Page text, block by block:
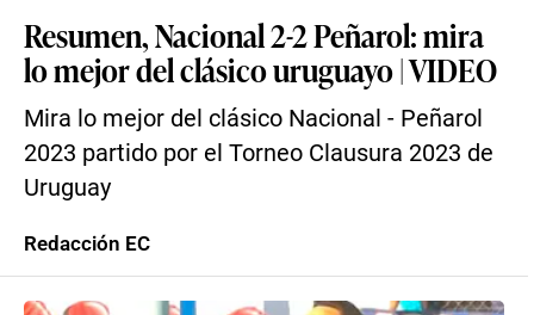
Resumen, Nacional 2-2 Peñarol: mira
lo mejor del clásico uruguayo | VIDEO
Mira lo mejor del clásico Nacional - Peñarol
2023 partido por el Torneo Clausura 2023 de
Uruguay
Redacción EC